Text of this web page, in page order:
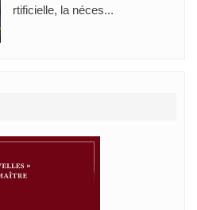
rtificielle, la néces...